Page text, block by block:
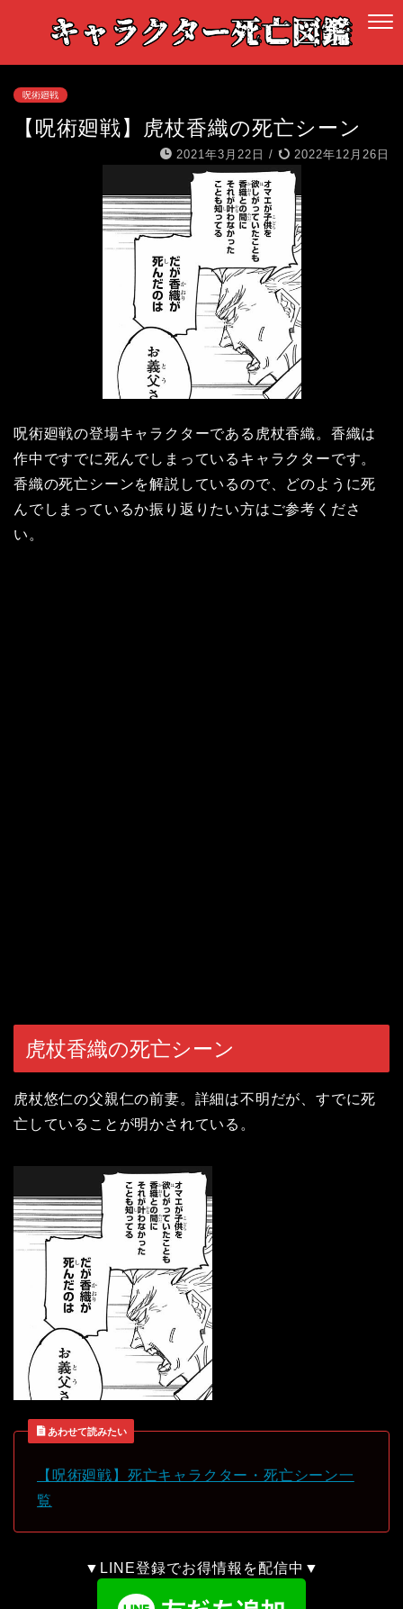
呪術廻戦
【呪術廻戦】虎杖香織の死亡シーン
2021年3月22日 / 2022年12月26日
呪術廻戦の登場キャラクターである虎杖香織。香織は
作中ですでに死んでしまっているキャラクターです。
香織の死亡シーンを解説しているので、どのように死
んでしまっているか振り返りたい方はご参考くださ
い。
虎杖香織の死亡シーン
虎杖悠仁の父親仁の前妻。詳細は不明だが、すでに死
亡していることが明かされている。
あわせて読みたい
【呪術廻戦】死亡キャラクター・死亡シーン一
覧
▼LINE登録でお得情報を配信中▼